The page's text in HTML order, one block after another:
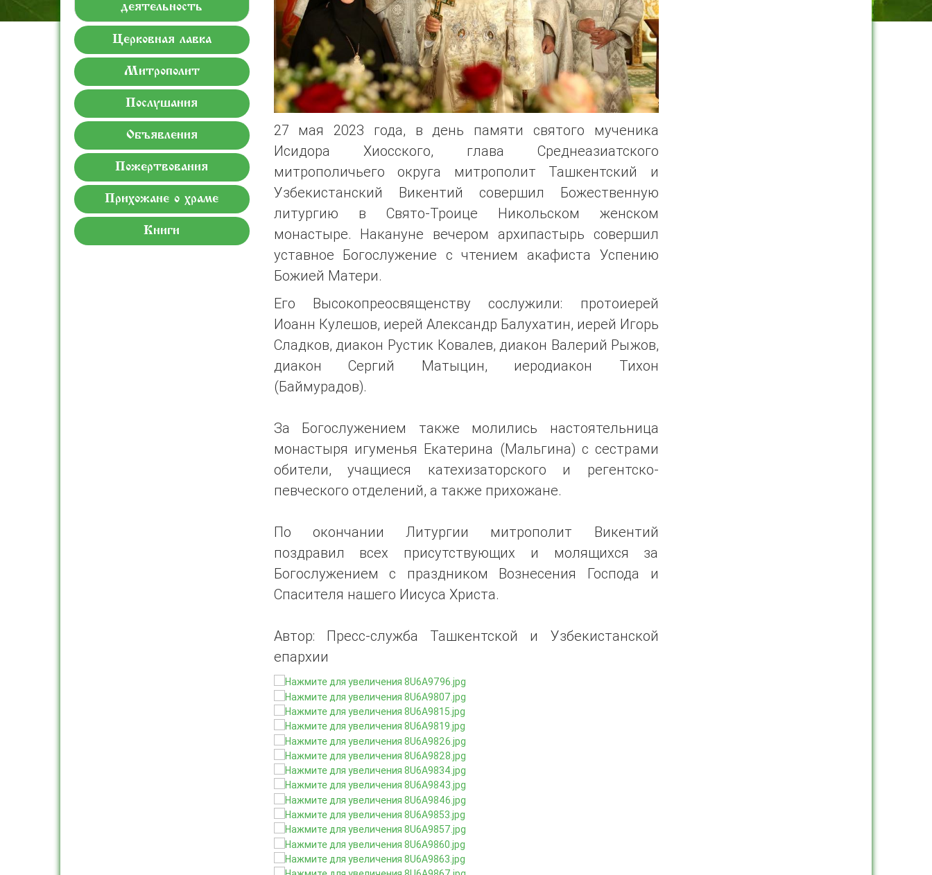
деятельность
Церковная лавка
Митрополит
Послушания
Объявления
Пожертвования
Прихожане о храме
Книги
27 мая 2023 года, в день памяти святого мученика
Исидора Хиосского, глава Среднеазиатского
митрополичьего округа митрополит Ташкентский и
Узбекистанский Викентий совершил Божественную
литургию в Свято-Троице Никольском женском
монастыре. Накануне вечером архипастырь совершил
уставное Богослужение с чтением акафиста Успению
Божией Матери.
Его Высокопреосвященству сослужили: протоиерей
Иоанн Кулешов, иерей Александр Балухатин, иерей Игорь
Сладков, диакон Рустик Ковалев, диакон Валерий Рыжов,
диакон Сергий Матыцин, иеродиакон Тихон
(Баймурадов).
За Богослужением также молились настоятельница
монастыря игуменья Екатерина (Мальгина) с сестрами
обители, учащиеся катехизаторского и регентско-
певческого отделений, а также прихожане.
По окончании Литургии митрополит Викентий
поздравил всех присутствующих и молящихся за
Богослужением с праздником Вознесения Господа и
Спасителя нашего Иисуса Христа.
Автор: Пресс-служба Ташкентской и Узбекистанской
епархии